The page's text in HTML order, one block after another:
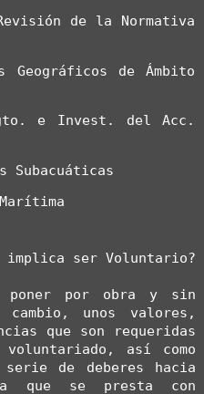
de la Normativa
Geográficos de Ámbito
e Invest. del Acc.
Subacuáticas
implica ser Voluntario?
poner por obra y sin
unos valores,
que son requeridas
así como
de deberes hacia
que se presta con